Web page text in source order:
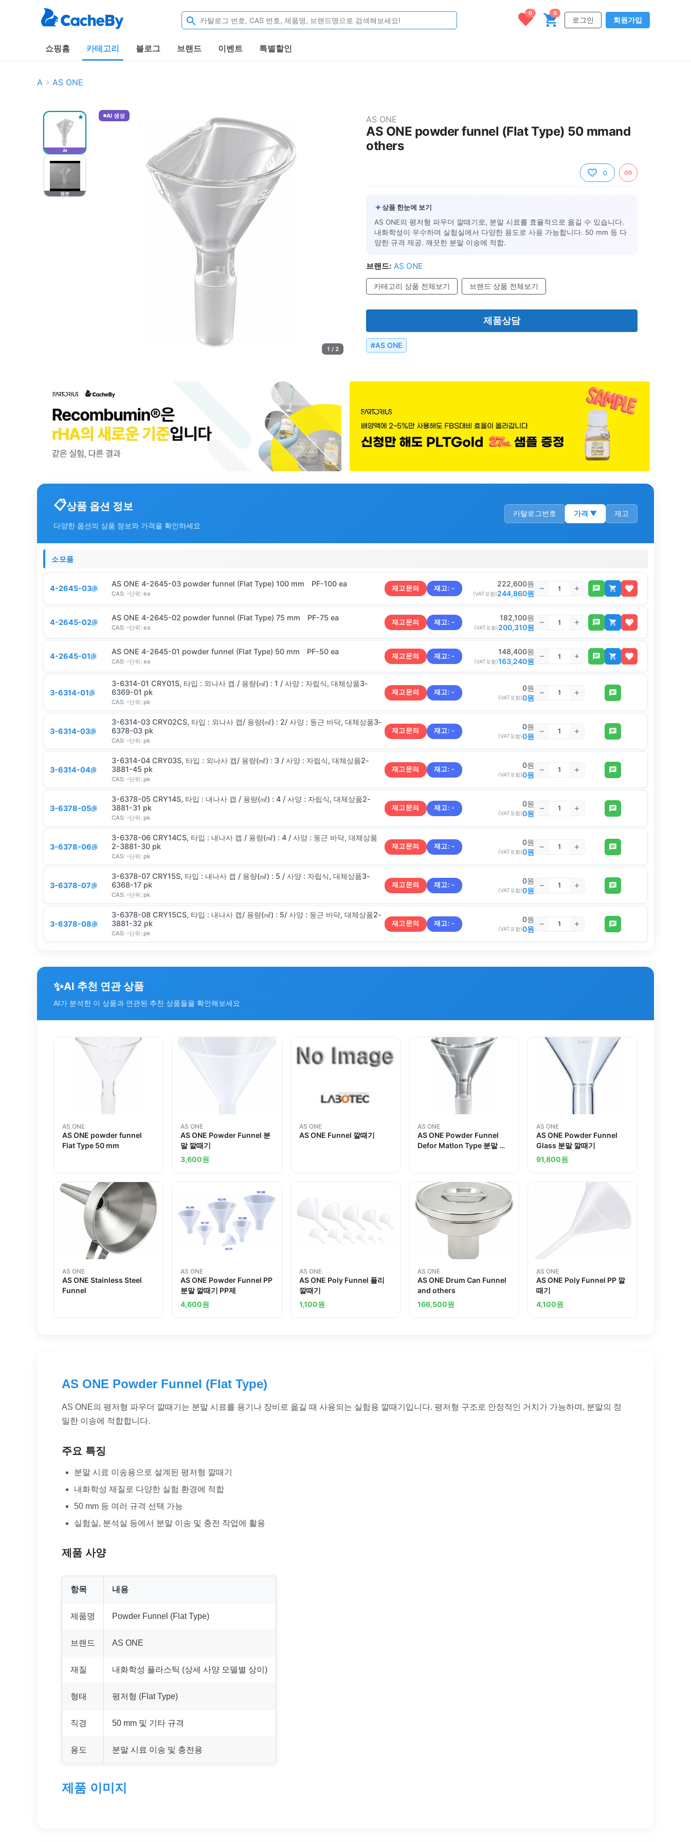
0 0
로그인 회원가입
쇼핑홈 카테고리 블로그 브랜드 이벤트 특별할인
A AS ONE
AI
원본
AI 생성
1 / 2
AS ONE
AS ONE powder funnel (Flat Type) 50 mmand
others
0
✦상품 한눈에 보기
AS ONE의 평저형 파우더 깔때기로, 분말 시료를 효율적으로 옮길 수 있습니다.
내화학성이 우수하며 실험실에서 다양한 용도로 사용 가능합니다. 50 mm 등 다
양한 규격 제공. 깨끗한 분말 이송에 적합.
브랜드: AS ONE
카테고리 상품 전체보기 브랜드 상품 전체보기
제품상담
#AS ONE
상품 옵션 정보
다양한 옵션의 상품 정보와 가격을 확인하세요
카탈로그번호 가격 ▼ 재고
소모품
4-2645-03
AS ONE 4-2645-03 powder funnel (Flat Type) 100 mm PF-100 ea
CAS: -단위: ea
재고문의 재고: - 222,600원
(VAT포함)244,860원
4-2645-02
AS ONE 4-2645-02 powder funnel (Flat Type) 75 mm PF-75 ea
CAS: -단위: ea
재고문의 재고: - 182,100원
(VAT포함)200,310원
4-2645-01
AS ONE 4-2645-01 powder funnel (Flat Type) 50 mm PF-50 ea
CAS: -단위: ea
재고문의 재고: - 148,400원
(VAT포함)163,240원
3-6314-01
3-6314-01 CRY01S, 타입 : 외나사 캡 / 용량(㎖) : 1 / 사양 : 자립식, 대체상품3-
6369-01 pk
CAS: -단위: pk
재고문의 재고: - 0원
(VAT포함)0원
3-6314-03
3-6314-03 CRY02CS, 타입 : 외나사 캡/ 용량(㎖) : 2/ 사양 : 둥근 바닥, 대체상품3-
6378-03 pk
CAS: -단위: pk
재고문의 재고: - 0원
(VAT포함)0원
3-6314-04
3-6314-04 CRY03S, 타입 : 외나사 캡/ 용량(㎖) : 3 / 사양 : 자립식, 대체상품2-
3881-45 pk
CAS: -단위: pk
재고문의 재고: - 0원
(VAT포함)0원
3-6378-05
3-6378-05 CRY14S, 타입 : 내나사 캡 / 용량(㎖) : 4 / 사양 : 자립식, 대체상품2-
3881-31 pk
CAS: -단위: pk
재고문의 재고: - 0원
(VAT포함)0원
3-6378-06
3-6378-06 CRY14CS, 타입 : 내나사 캡 / 용량(㎖) : 4 / 사양 : 둥근 바닥, 대체상품
2-3881-30 pk
CAS: -단위: pk
재고문의 재고: - 0원
(VAT포함)0원
3-6378-07
3-6378-07 CRY15S, 타입 : 내나사 캡 / 용량(㎖) : 5 / 사양 : 자립식, 대체상품3-
6368-17 pk
CAS: -단위: pk
재고문의 재고: - 0원
(VAT포함)0원
3-6378-08
3-6378-08 CRY15CS, 타입 : 내나사 캡/ 용량(㎖) : 5/ 사양 : 둥근 바닥, 대체상품2-
3881-32 pk
CAS: -단위: pk
재고문의 재고: - 0원
(VAT포함)0원
✨AI 추천 연관 상품
AI가 분석한 이 상품과 연관된 추천 상품들을 확인해보세요
AS ONE
AS ONE powder funnel
Flat Type 50 mm
AS ONE
AS ONE Powder Funnel 분
말 깔때기
3,600원
AS ONE
AS ONE Funnel 깔때기
AS ONE
AS ONE Powder Funnel
Defor MatIon Type 분말 깔
AS ONE
AS ONE Powder Funnel
Glass 분말 깔때기
91,800원
AS ONE
AS ONE Stainless Steel
Funnel
AS ONE
AS ONE Powder Funnel PP
분말 깔때기 PP제
4,600원
AS ONE
AS ONE Poly Funnel 폴리
깔때기
1,100원
AS ONE
AS ONE Drum Can Funnel
and others
166,500원
AS ONE
AS ONE Poly Funnel PP 깔
때기
4,100원
AS ONE Powder Funnel (Flat Type)
AS ONE의 평저형 파우더 깔때기는 분말 시료를 용기나 장비로 옮길 때 사용되는 실험용 깔때기입니다. 평저형 구조로 안정적인 거치가 가능하며, 분말의 정
밀한 이송에 적합합니다.
주요 특징
분말 시료 이송용으로 설계된 평저형 깔때기
내화학성 재질로 다양한 실험 환경에 적합
50 mm 등 여러 규격 선택 가능
실험실, 분석실 등에서 분말 이송 및 충전 작업에 활용
제품 사양
항목 내용
제품명 Powder Funnel (Flat Type)
브랜드 AS ONE
재질 내화학성 플라스틱 (상세 사양 모델별 상이)
형태 평저형 (Flat Type)
직경 50 mm 및 기타 규격
용도 분말 시료 이송 및 충전용
제품 이미지